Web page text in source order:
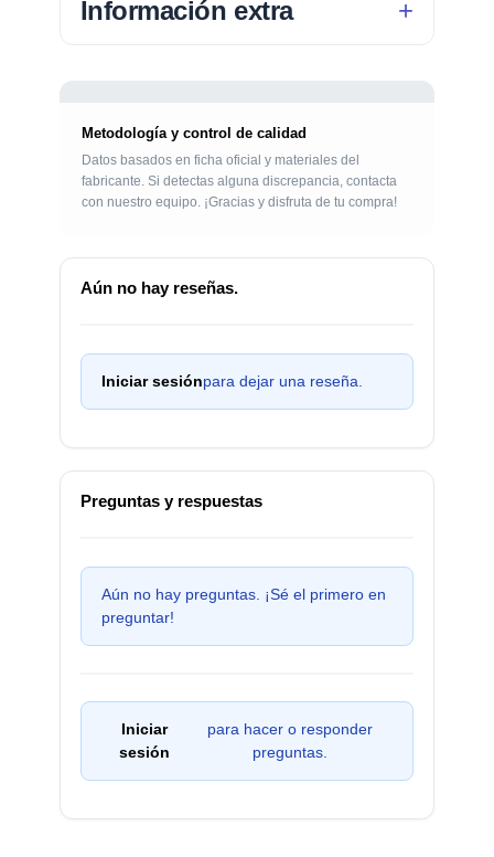
Información extra
Metodología y control de calidad
Datos basados en ficha oficial y materiales del
fabricante. Si detectas alguna discrepancia, contacta
con nuestro equipo. ¡Gracias y disfruta de tu compra!
Aún no hay reseñas.
Iniciar sesiónpara dejar una reseña.
Preguntas y respuestas
Aún no hay preguntas. ¡Sé el primero en
preguntar!
Iniciar
sesión
para hacer o responder
preguntas.